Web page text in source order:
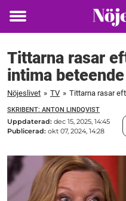
Toggle
Tittarna rasar
intima
Nöjeslivet » TV » Tittarna rasar
SKRIBENT: ANTON LINDQVIST
Uppdaterad: dec 15, 2025, 14:45
Publicerad: okt 07, 2024, 14:28